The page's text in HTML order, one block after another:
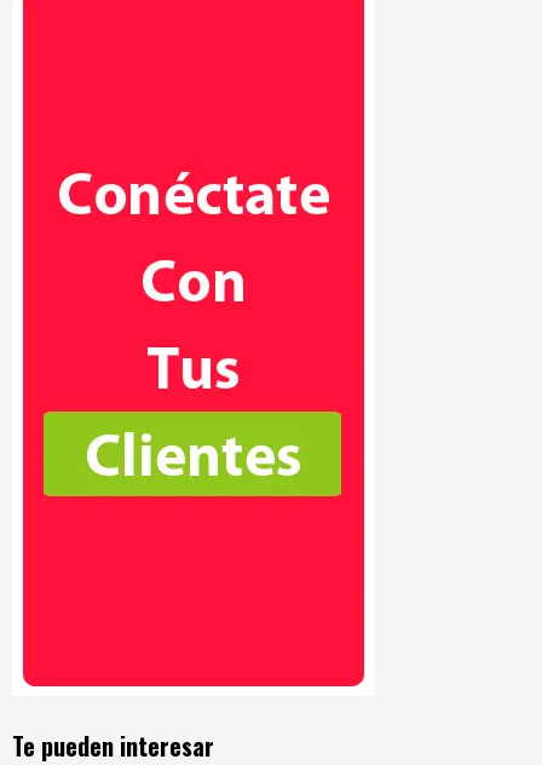
Te pueden interesar